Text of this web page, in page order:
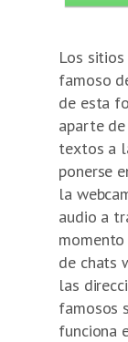
Los
famoso
de esta
aparte
textos a
ponerse
la
audio a
de chats
las
famosos
funciona